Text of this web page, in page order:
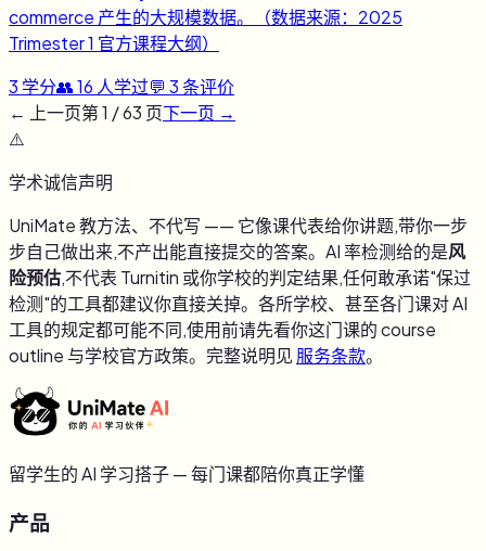
commerce 产生的大规模数据。（数据来源：2025
Trimester 1 官方课程大纲）
3 学分👥16 人学过💬 3条评价
← 上一页第1 /63 页下一页 →
⚠️
学术诚信声明
UniMate 教方法、不代写 —— 它像课代表给你讲题,带你一步
步自己做出来,不产出能直接提交的答案。AI 率检测给的是风
险预估,不代表 Turnitin 或你学校的判定结果,任何敢承诺"保过
检测"的工具都建议你直接关掉。各所学校、甚至各门课对 AI
工具的规定都可能不同,使用前请先看你这门课的 course
outline 与学校官方政策。完整说明见 服务条款。
留学生的 AI 学习搭子 — 每门课都陪你真正学懂
产品